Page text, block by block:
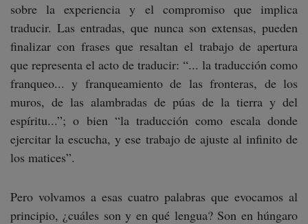
sobre la experiencia y el compromiso que implica
traducir. Las entradas, que nunca son extensas, pueden
finalizar con frases que resaltan el trabajo de apertura
que representa el acto de traducir: “... la traducción como
franqueo... y franqueamiento de las fronteras, de los
muros, de las alambradas de púas de la tierra y del
espíritu...”; o bien “la traducción como escala donde
ejercitar la escucha, y ese trabajo de ajuste al infinito de
los matices”.
Pero volvamos a esas cuatro palabras que evocamos al
principio, ¿cuáles son y en qué lengua? Son en húngaro